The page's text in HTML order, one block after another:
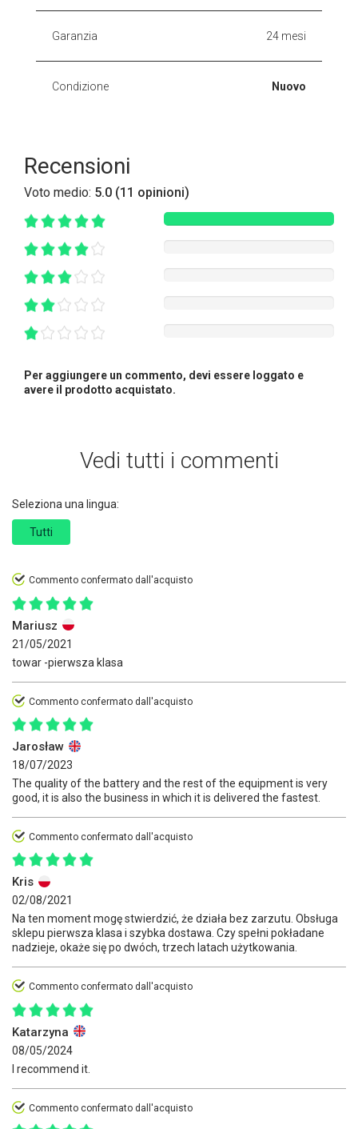
Garanzia 24 mesi
Condizione Nuovo
Recensioni
Voto medio: 5.0 (11 opinioni)
Per aggiungere un commento, devi essere loggato e
avere il prodotto acquistato.
Vedi tutti i commenti
Seleziona una lingua:
Tutti
Commento confermato dall'acquisto
Mariusz
21/05/2021
towar -pierwsza klasa
Commento confermato dall'acquisto
Jarosław
18/07/2023
The quality of the battery and the rest of the equipment is very
good, it is also the business in which it is delivered the fastest.
Commento confermato dall'acquisto
Kris
02/08/2021
Na ten moment mogę stwierdzić, że działa bez zarzutu. Obsługa
sklepu pierwsza klasa i szybka dostawa. Czy spełni pokładane
nadzieje, okaże się po dwóch, trzech latach użytkowania.
Commento confermato dall'acquisto
Katarzyna
08/05/2024
I recommend it.
Commento confermato dall'acquisto